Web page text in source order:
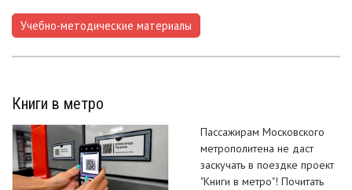
Учебно-методические материалы
Книги в метро
Пассажирам Московского
метрополитена не даст
заскучать в поездке проект
"Книги в метро"! Почитать